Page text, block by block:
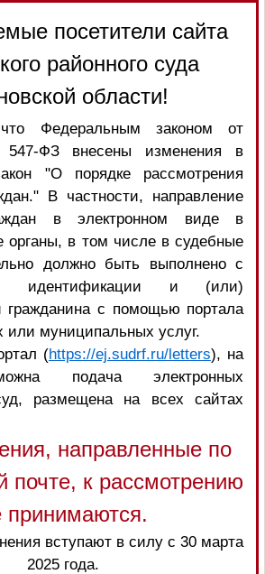
посетители сайта
районного суда
области!
Федеральным законом от
ФЗ внесены изменения в
"О порядке рассмотрения
В частности, направление
в электронном виде в
органы, в том числе в судебные
должно быть выполнено с
идентификации и (или)
гражданина с помощью портала
или муниципальных услуг.
(https://ej.sudrf.ru/letters), на
подача электронных
размещена на всех сайтах
направленные по
почте, к рассмотрению
принимаются.
вступают в силу с 30 марта
2025 года.